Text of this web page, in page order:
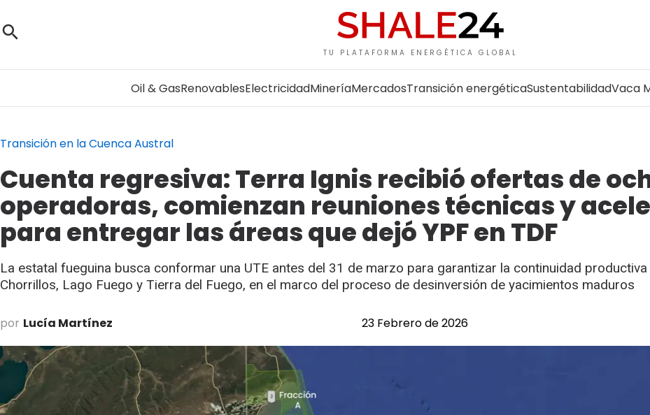
TU PLATAFORMA ENERGÉTICA GLOBAL
Oil & GasRenovablesElectricidadMineríaMercadosTransición energéticaSustentabilidadVaca
Transición en la Cuenca Austral
Cuenta regresiva: Terra Ignis recibió ofertas de
operadoras, comienzan reuniones técnicas y
para entregar las áreas que dejó YPF en TDF
La estatal fueguina busca conformar una UTE antes del 31 de marzo para garantizar la continuidad
Chorrillos, Lago Fuego y Tierra del Fuego, en el marco del proceso de desinversión de yacimientos maduros
por Lucía Martínez 23 Febrero de 2026